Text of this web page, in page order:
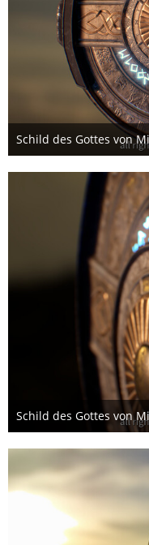
Schild des Gottes von
28. Mai 2019
Schild des Gottes von
28. Mai 2019